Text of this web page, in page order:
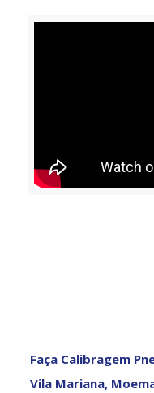
Faça Calibragem
Vila Mariana,